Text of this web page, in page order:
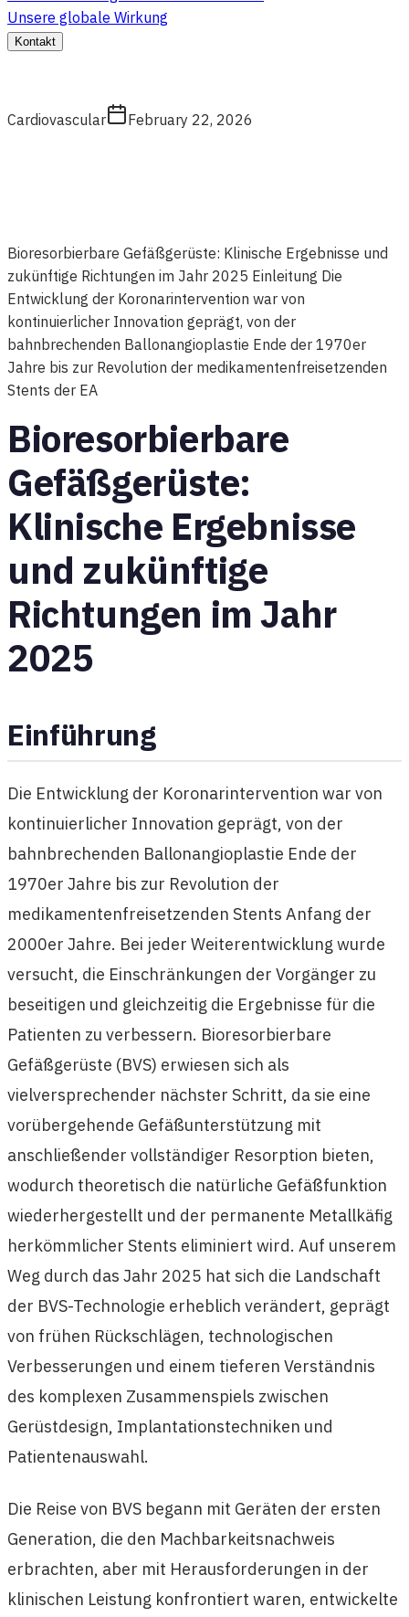
Unsere globale Wirkung
Kontakt
Cardiovascular February 22, 2026
Bioresorbierbare Gefäßgerüste: Klinische Ergebnisse und
zukünftige Richtungen im Jahr 2025 Einleitung Die
Entwicklung der Koronarintervention war von
kontinuierlicher Innovation geprägt, von der
bahnbrechenden Ballonangioplastie Ende der 1970er
Jahre bis zur Revolution der medikamentenfreisetzenden
Stents der EA
Bioresorbierbare
Gefäßgerüste:
Klinische Ergebnisse
und zukünftige
Richtungen im Jahr
2025
Einführung
Die Entwicklung der Koronarintervention war von
kontinuierlicher Innovation geprägt, von der
bahnbrechenden Ballonangioplastie Ende der
1970er Jahre bis zur Revolution der
medikamentenfreisetzenden Stents Anfang der
2000er Jahre. Bei jeder Weiterentwicklung wurde
versucht, die Einschränkungen der Vorgänger zu
beseitigen und gleichzeitig die Ergebnisse für die
Patienten zu verbessern. Bioresorbierbare
Gefäßgerüste (BVS) erwiesen sich als
vielversprechender nächster Schritt, da sie eine
vorübergehende Gefäßunterstützung mit
anschließender vollständiger Resorption bieten,
wodurch theoretisch die natürliche Gefäßfunktion
wiederhergestellt und der permanente Metallkäfig
herkömmlicher Stents eliminiert wird. Auf unserem
Weg durch das Jahr 2025 hat sich die Landschaft
der BVS-Technologie erheblich verändert, geprägt
von frühen Rückschlägen, technologischen
Verbesserungen und einem tieferen Verständnis
des komplexen Zusammenspiels zwischen
Gerüstdesign, Implantationstechniken und
Patientenauswahl.
Die Reise von BVS begann mit Geräten der ersten
Generation, die den Machbarkeitsnachweis
erbrachten, aber mit Herausforderungen in der
klinischen Leistung konfrontiert waren, entwickelte